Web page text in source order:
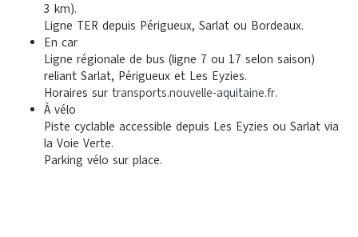
3 km).
Ligne TER depuis Périgueux, Sarlat ou Bordeaux.
En car
Ligne régionale de bus (ligne 7 ou 17 selon saison)
reliant Sarlat, Périgueux et Les Eyzies.
Horaires sur transports.nouvelle-aquitaine.fr.
À vélo
Piste cyclable accessible depuis Les Eyzies ou Sarlat via
la Voie Verte.
Parking vélo sur place.